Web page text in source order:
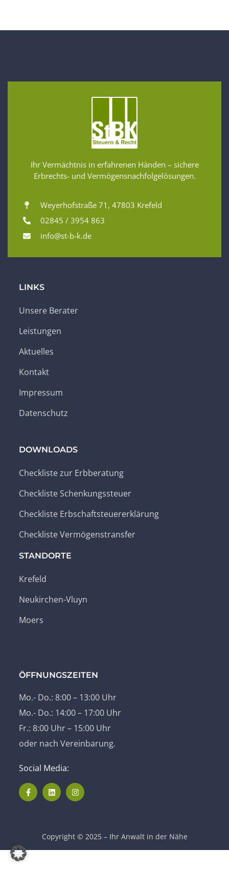
Ihr Vermächtnis in erfahrenen Händen – sichere
Erbrechts- und Vermögensnachfolgelösungen.
Weyerhofstraße 71, 47803 Krefeld
02845 / 3954 863
info@st-b-k.de
LINKS
Unsere Berater
Leistungen
Aktuelles
Kontakt
Impressum
Datenschutz
DOWNLOADS
Checkliste zur Erbberatung
Checkliste Schenkungssteuer
Checkliste Erbschaftsteuererklärung
Checkliste Vermögenstransfer
STANDORTE
Krefeld
Neukirchen-Vluyn
Moers
ÖFFNUNGSZEITEN
Mo.- Do.: 8:00 – 13:00 Uhr
Mo.- Do.: 14:00 – 17:00 Uhr
Fr.: 8:00 Uhr – 15:00 Uhr
oder nach Vereinbarung.
Social Media:
Copyright © 2025 – Ihr Anwalt in der Nähe